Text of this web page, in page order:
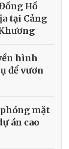
Hồ
tại Cảng
hình
để vươn
mặt
án cao